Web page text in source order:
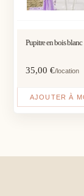
Pupitre en bois blanc
35,00€/location
AJOUTER À